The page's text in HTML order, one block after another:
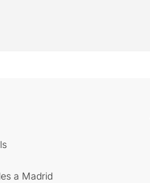
a Madrid